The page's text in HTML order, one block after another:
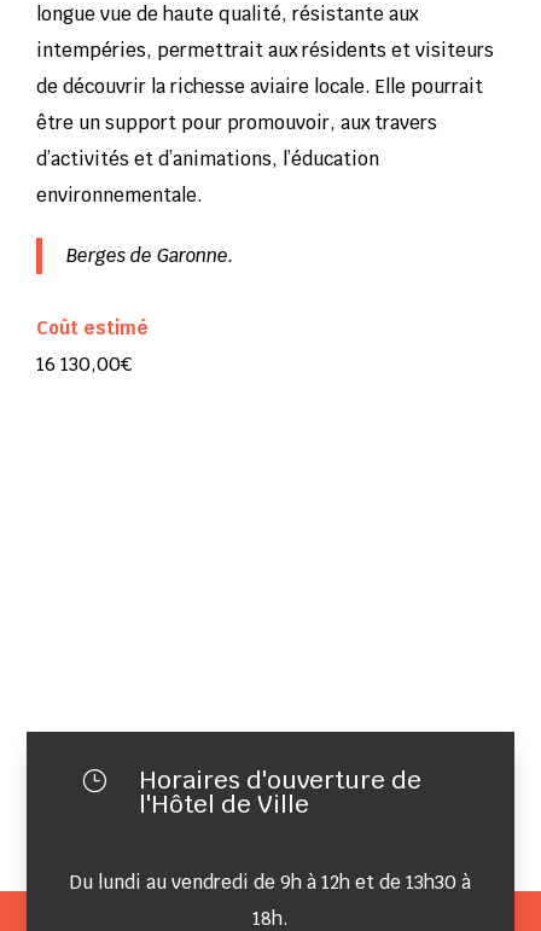
longue vue de haute qualité, résistante aux
intempéries, permettrait aux résidents et visiteurs
de découvrir la richesse aviaire locale. Elle pourrait
être un support pour promouvoir, aux travers
d’activités et d’animations, l’éducation
environnementale.
Berges de Garonne.
Coût estimé
16 130,00€
} Horaires d'ouverture de
l'Hôtel de Ville
Du lundi au vendredi de 9h à 12h et de 13h30 à
18h.